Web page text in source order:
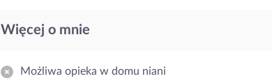
Więcej o mnie
Możliwa opieka w domu niani